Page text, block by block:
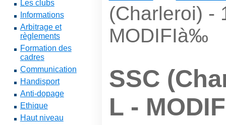
Les clubs
Informations
Arbitrage et
règlements
Formation des
cadres
Communication
Handisport
Anti-dopage
Ethique
Haut niveau
(Charleroi) -
MODIFIà‰
SSC
L -